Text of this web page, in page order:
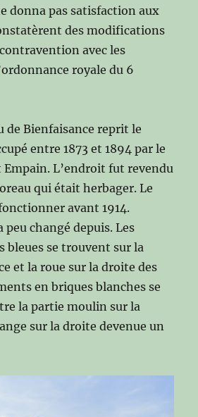
donna pas satisfaction aux
des modifications
avec les
royale du 6
de Bienfaisance reprit le
entre 1873 et 1894 par le
L’endroit fut revendu
qui était herbager. Le
avant 1914.
peu changé depuis. Les
bleues se trouvent sur la
et la roue sur la droite des
en briques blanches se
la partie moulin sur la
sur la droite devenue un